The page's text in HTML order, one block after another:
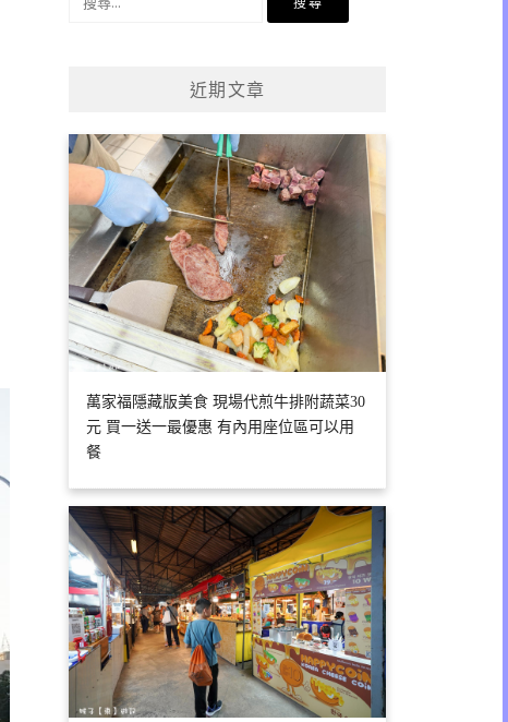
近期文章
萬家福隱藏版美食 現場代煎牛排附蔬菜30
元 買一送一最優惠 有內用座位區可以用
餐